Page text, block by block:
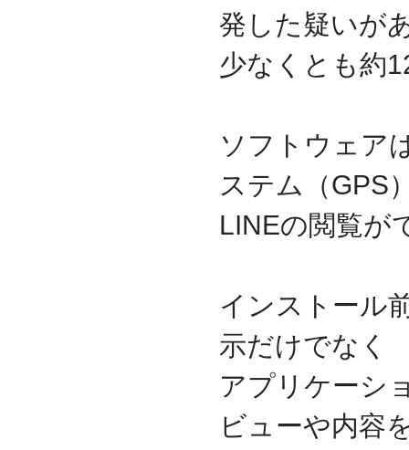
発した疑いが
少なくとも約
ソフトウェア
ステム（GPS
LINEの閲覧が
インストール
示だけでなく
アプリケーシ
ビューや内容